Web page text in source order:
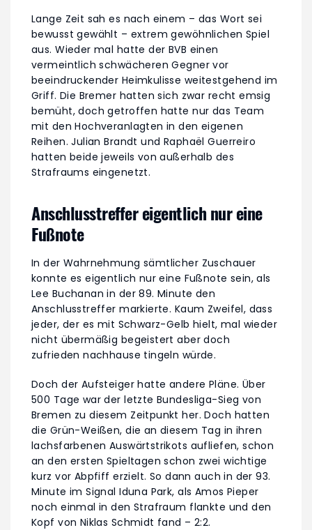
Lange Zeit sah es nach einem – das Wort sei
bewusst gewählt – extrem gewöhnlichen Spiel
aus. Wieder mal hatte der BVB einen
vermeintlich schwächeren Gegner vor
beeindruckender Heimkulisse weitestgehend im
Griff. Die Bremer hatten sich zwar recht emsig
bemüht, doch getroffen hatte nur das Team
mit den Hochveranlagten in den eigenen
Reihen. Julian Brandt und Raphaël Guerreiro
hatten beide jeweils von außerhalb des
Strafraums eingenetzt.
Anschlusstreffer eigentlich nur eine
Fußnote
In der Wahrnehmung sämtlicher Zuschauer
konnte es eigentlich nur eine Fußnote sein, als
Lee Buchanan in der 89. Minute den
Anschlusstreffer markierte. Kaum Zweifel, dass
jeder, der es mit Schwarz-Gelb hielt, mal wieder
nicht übermäßig begeistert aber doch
zufrieden nachhause tingeln würde.
Doch der Aufsteiger hatte andere Pläne. Über
500 Tage war der letzte Bundesliga-Sieg von
Bremen zu diesem Zeitpunkt her. Doch hatten
die Grün-Weißen, die an diesem Tag in ihren
lachsfarbenen Auswärtstrikots aufliefen, schon
an den ersten Spieltagen schon zwei wichtige
kurz vor Abpfiff erzielt. So dann auch in der 93.
Minute im Signal Iduna Park, als Amos Pieper
noch einmal in den Strafraum flankte und den
Kopf von Niklas Schmidt fand – 2:2.